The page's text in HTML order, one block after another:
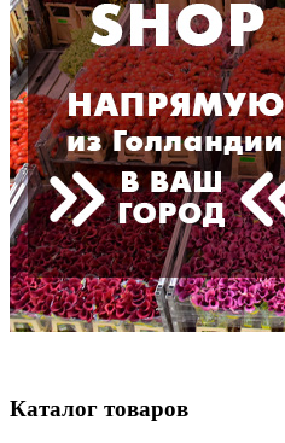
Каталог товаров